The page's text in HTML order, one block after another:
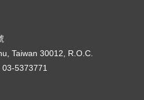
Taiwan 30012, R.O.C.
5373771